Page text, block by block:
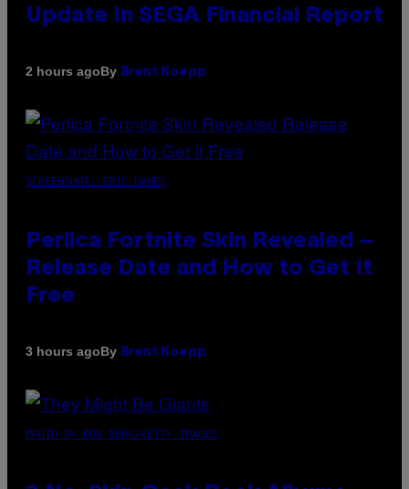
Update In SEGA Financial Report
2 hours agoBy Brent Koepp
SCREENSHOT: EPIC GAMES
Perlica Fortnite Skin Revealed –
Release Date and How to Get It
Free
3 hours agoBy Brent Koepp
PHOTO BY BOB BERG/GETTY IMAGES